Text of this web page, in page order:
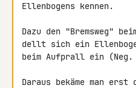
Ellenbogens kennen.
Dazu den "Bremsweg"
dellt sich ein
beim Aufprall ein (Neg.
Daraus bekäme man